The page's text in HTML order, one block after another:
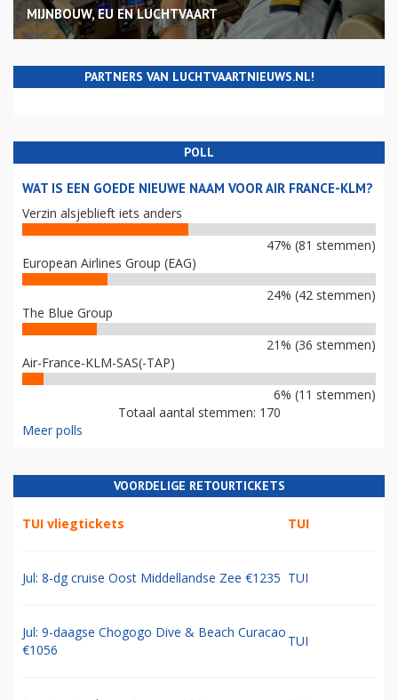
MIJNBOUW, EU EN LUCHTVAART
PARTNERS VAN LUCHTVAARTNIEUWS.NL!
POLL
WAT IS EEN GOEDE NIEUWE NAAM VOOR AIR FRANCE-KLM?
Verzin alsjeblieft iets anders
47% (81 stemmen)
European Airlines Group (EAG)
24% (42 stemmen)
The Blue Group
21% (36 stemmen)
Air-France-KLM-SAS(-TAP)
6% (11 stemmen)
Totaal aantal stemmen: 170
Meer polls
VOORDELIGE RETOURTICKETS
TUI vliegtickets TUI
Jul: 8-dg cruise Oost Middellandse Zee €1235 TUI
Jul: 9-daagse Chogogo Dive & Beach Curacao
€1056
TUI